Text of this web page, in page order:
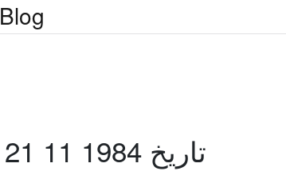
Blog
21 11 1984 تاريخ